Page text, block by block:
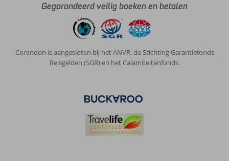
Gegarandeerd veilig boeken en betalen
Corendon is aangesloten bij het ANVR, de Stichting Garantiefonds
Reisgelden (SGR) en het Calamiteitenfonds.